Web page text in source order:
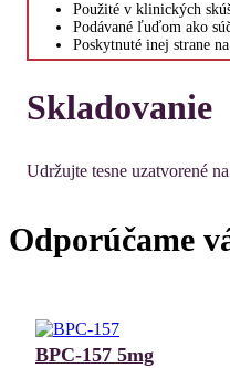
Použité v klinických
Podávané ľuďom ako
Poskytnuté inej strane
Skladovanie
Udržujte tesne uzatvorené
Odporúčame
BPC-157 5mg